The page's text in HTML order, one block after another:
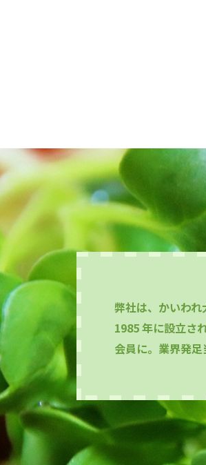
弊社は、かいわ
1985 年に設立さ
会員に。業界発足